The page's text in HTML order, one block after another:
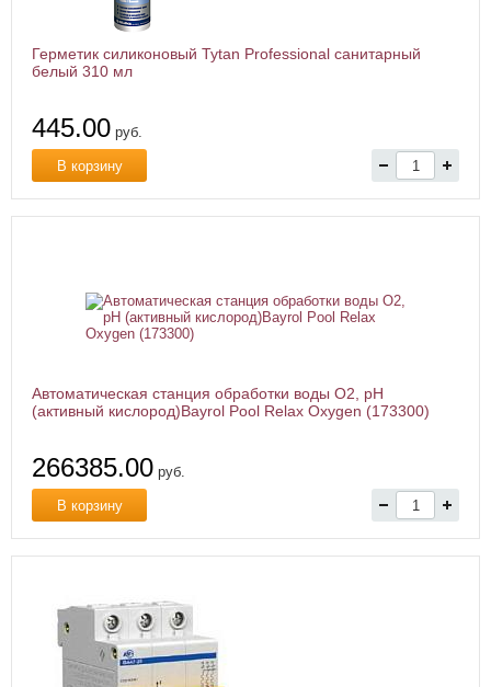
Герметик силиконовый Tytan Professional санитарный
белый 310 мл
445.00 руб.
В корзину
Автоматическая станция обработки воды O2, pH
(активный кислород)Bayrol Poоl Relax Oxygen (173300)
266385.00 руб.
В корзину